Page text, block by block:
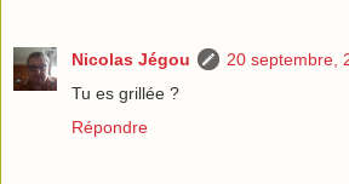
Nicolas Jégou
20 septembre,
Tu es grillée ?
Répondre